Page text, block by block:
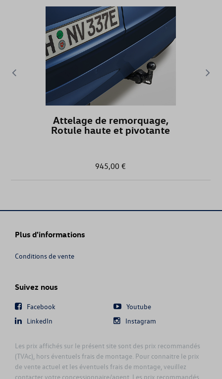
Attelage de remorquage,
Rotule haute et pivotante
945,00 €
Plus d'informations
Conditions de vente
Suivez nous
Facebook
Youtube
LinkedIn
Instagram
Les prix affichés sur le présent site sont des prix recommandés
(TVAc), hors éventuels frais de montage. Pour connaitre le prix
de vente actuel et les éventuels frais de montage, veuillez
contacter votre concessionnaire/agent. Les prix recommandés